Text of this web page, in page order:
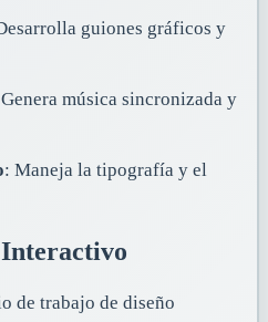
guiones gráficos y
música sincronizada y
: Maneja la tipografía y el
de trabajo de diseño